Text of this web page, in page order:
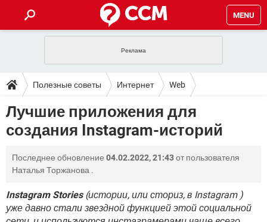
MENU
INSTAGRAM FACEBOOK
ИГРЫ WINDOWS 10
ВКОНТАКТЕ ВИДЕО
ПОЛЕЗНЫЕ СОВЕТЫ
TIKTOK TELEGRAM
WHATSAPP INSTAGRAM
FACEBOOK
WINDOWS 10 ВКОНТАКТЕ
YANDEX
ЗАГРУЗКИ
TIKTOK TELEGRAM
FACEBOOK
WINDOWS 10
ВИДЕО GOOGLE
ФОРУМ
TIKTOK TELEGRAM
FACEBOOK ИГРЫ
WINDOWS 10 ВКОНТАКТЕ
ЭНЦИКЛОПЕДИЯ
TIKTOK
WHATSAPP INSTAGRAM
Полезные советы Интернет Web
Лучшие приложения для
создания Instagram-историй
Последнее обновление 04.02.2022, 21:43от пользователя
Наталья Торжанова .
Instagram Stories(истории, или сториз, в Instagram )
уже давно стали звездной функцией этой социальной